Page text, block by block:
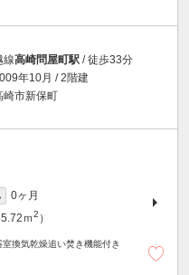
線高崎問屋町駅 / 徒歩33分
年10月 / 2階建
崎市新保町
0ヶ月
ｍ2 ）
換気乾燥追い焚き機能付き